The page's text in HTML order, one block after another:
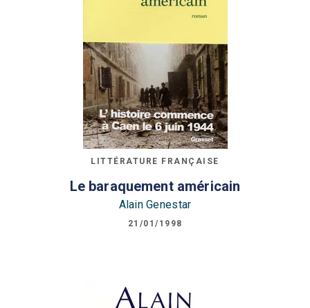
LITTÉRATURE FRANÇAISE
Le baraquement américain
Alain Genestar
21/01/1998